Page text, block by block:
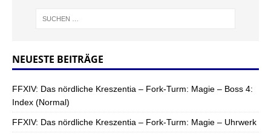
NEUESTE BEITRÄGE
FFXIV: Das nördliche Kreszentia – Fork-Turm: Magie – Boss 4:
Index (Normal)
FFXIV: Das nördliche Kreszentia – Fork-Turm: Magie – Uhrwerk